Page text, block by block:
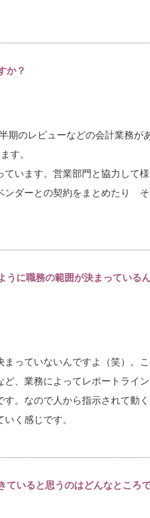
か？
期のレビューなどの会計業務が
す。
います。営業部門と協力して
ンダーとの契約をまとめたり そ
うに職務の範囲が決まっている
っていないんですよ（笑）。
、業務によってレポートライ
。なので人から指示されて動く
く感じです。
ていると思うのはどんなところ